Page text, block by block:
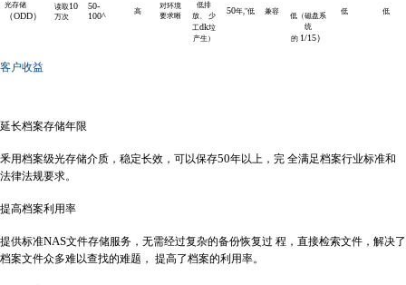
光存储
（ODD）
读取 10
万次
50-
100^
高
对环境
要求晰
低排
放、 少
工dk垃
产生）
50年,"低 兼容
低（磁盘系
统
的 1/15）
低 低
客户收益
延长档案存储年限
釆用档案级光存储介质，稳定长效，可以保存50年以上，完 全满足档案行业标准和
法律法规要求。
提高档案利用率
提供标准NAS文件存储服务，无需经过复杂的备份恢复过 程，直接检索文件，解决了
档案文件众多难以查找的难题， 提高了档案的利用率。